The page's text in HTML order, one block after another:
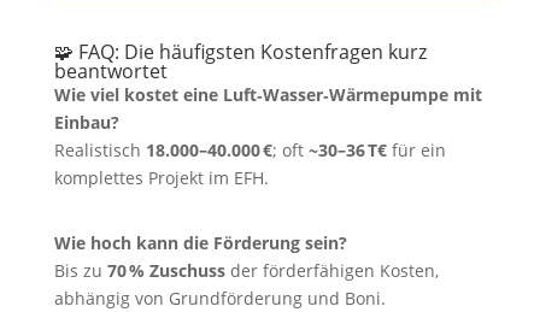
🧩 FAQ: Die häufigsten Kostenfragen kurz
beantwortet
Wie viel kostet eine Luft‑Wasser‑Wärmepumpe mit
Einbau?
Realistisch 18.000–40.000 €; oft ~30–36 T€für ein
komplettes Projekt im EFH.
Wie hoch kann die Förderung sein?
Bis zu 70 % Zuschussder förderfähigen Kosten,
abhängig von Grundförderung und Boni.